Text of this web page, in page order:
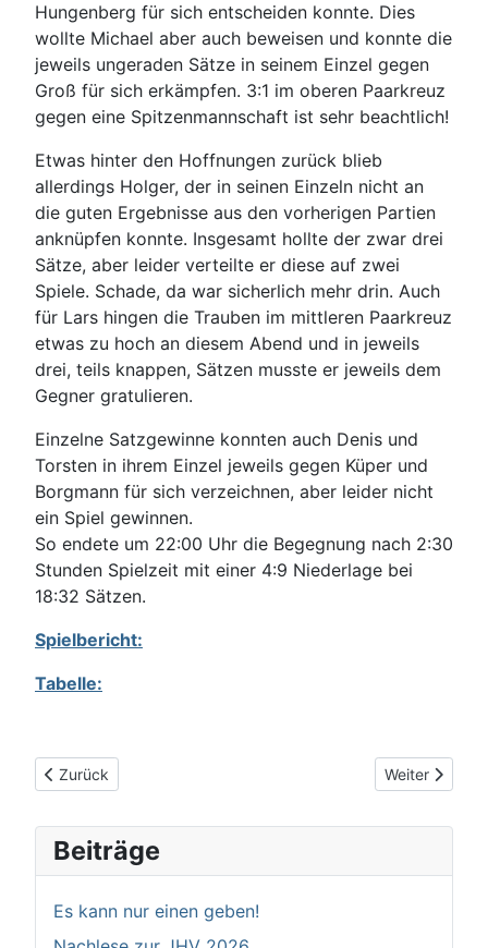
Hungenberg für sich entscheiden konnte. Dies
wollte Michael aber auch beweisen und konnte die
jeweils ungeraden Sätze in seinem Einzel gegen
Groß für sich erkämpfen. 3:1 im oberen Paarkreuz
gegen eine Spitzenmannschaft ist sehr beachtlich!
Etwas hinter den Hoffnungen zurück blieb
allerdings Holger, der in seinen Einzeln nicht an
die guten Ergebnisse aus den vorherigen Partien
anknüpfen konnte. Insgesamt hollte der zwar drei
Sätze, aber leider verteilte er diese auf zwei
Spiele. Schade, da war sicherlich mehr drin. Auch
für Lars hingen die Trauben im mittleren Paarkreuz
etwas zu hoch an diesem Abend und in jeweils
drei, teils knappen, Sätzen musste er jeweils dem
Gegner gratulieren.
Einzelne Satzgewinne konnten auch Denis und
Torsten in ihrem Einzel jeweils gegen Küper und
Borgmann für sich verzeichnen, aber leider nicht
ein Spiel gewinnen.
So endete um 22:00 Uhr die Begegnung nach 2:30
Stunden Spielzeit mit einer 4:9 Niederlage bei
18:32 Sätzen.
Spielbericht:
Tabelle:
Vorheriger Beitrag: Zwei Bälle am Remis vorbei!
Zurück Nächster
Weiter
Beiträge
Es kann nur einen geben!